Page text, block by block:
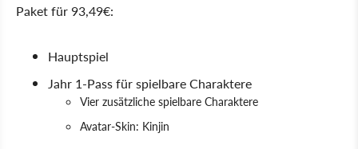
Paket für 93,49€:
Hauptspiel
Jahr 1-Pass für spielbare Charaktere
Vier zusätzliche spielbare Charaktere
Avatar-Skin: Kinjin